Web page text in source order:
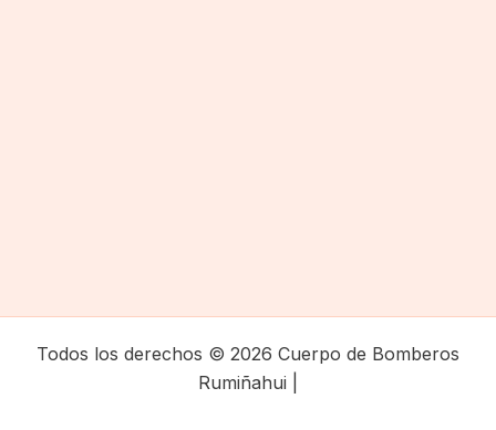
Todos los derechos © 2026 Cuerpo de Bomberos
Rumiñahui |